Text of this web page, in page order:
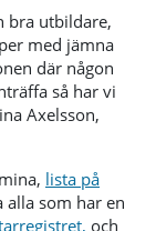
bra utbildare,
med jämna
där någon
så har vi
Axelsson,
lista på
alla som har en
och